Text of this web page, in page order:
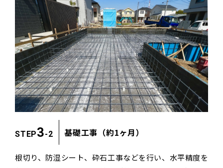
STEP3-2 基礎工事（約1ヶ月）
根切り、防湿シート、砕石工事などを行い、水平精度を